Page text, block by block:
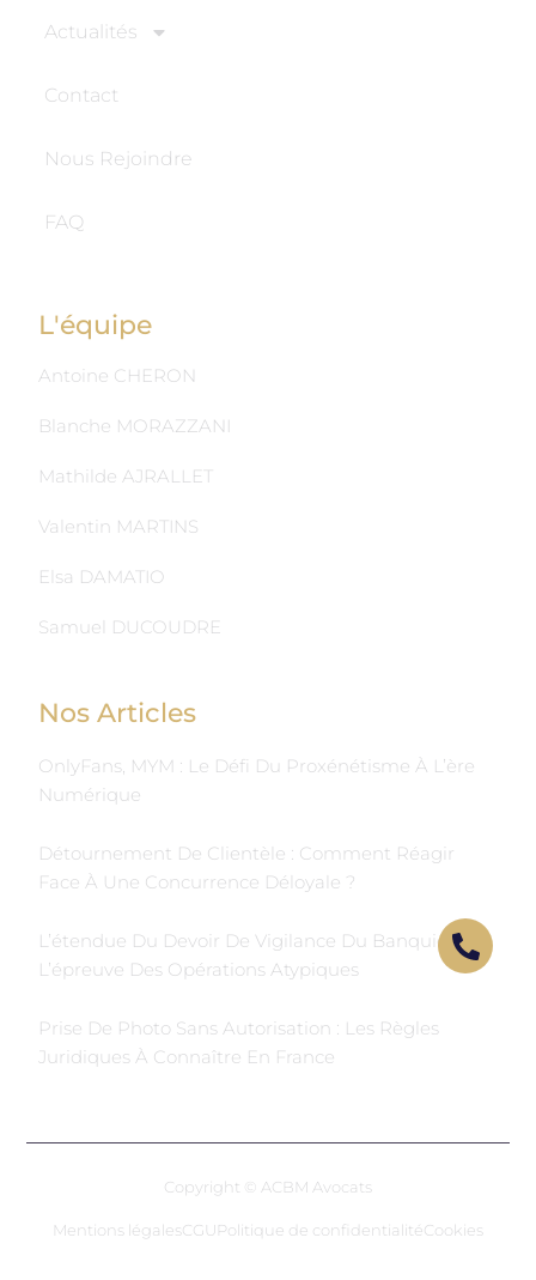
Actualités
Contact
Nous Rejoindre
FAQ
L'équipe
Antoine CHERON
Blanche MORAZZANI
Mathilde AJRALLET
Valentin MARTINS
Elsa DAMATIO
Samuel DUCOUDRE
Nos Articles
OnlyFans, MYM : Le Défi Du Proxénétisme À L’ère
Numérique
Détournement De Clientèle : Comment Réagir
Face À Une Concurrence Déloyale ?
L’étendue Du Devoir De Vigilance Du Banquier À
L’épreuve Des Opérations Atypiques
Prise De Photo Sans Autorisation : Les Règles
Juridiques À Connaître En France
Copyright © ACBM Avocats
Mentions légalesCGUPolitique de confidentialitéCookies